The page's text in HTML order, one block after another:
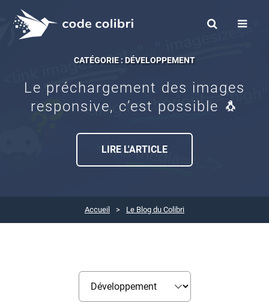
CATÉGORIE : DÉVELOPPEMENT
Le préchargement des images
responsive, c’est possible 🐧
LIRE L'ARTICLE
Accueil Le Blog du Colibri